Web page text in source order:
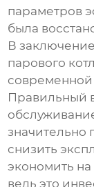
параметров
была
В
парового
современной
Правильный
значительно
снизить
экономить
ведь это